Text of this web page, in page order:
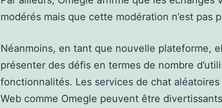
modérés mais que cette modération n’est pas
Néanmoins, en tant que nouvelle plateforme,
présenter des défis en termes de nombre
fonctionnalités. Les services de chat
Web comme Omegle peuvent être